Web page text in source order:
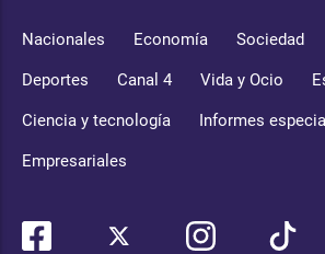
Nacionales Economía Sociedad
Deportes Canal 4 Vida y Ocio
Ciencia y tecnología Informes
Empresariales